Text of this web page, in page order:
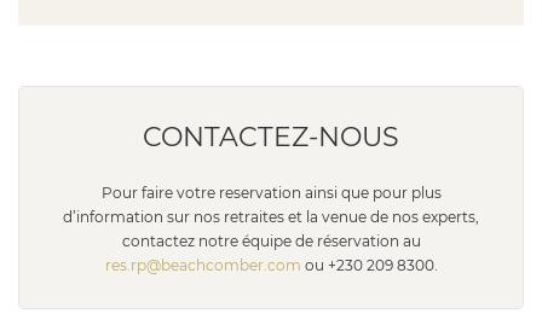
CONTACTEZ-NOUS
Pour faire votre reservation ainsi que pour plus
d’information sur nos retraites et la venue de nos experts,
contactez notre équipe de réservation au
res.rp@beachcomber.com ou +230 209 8300.